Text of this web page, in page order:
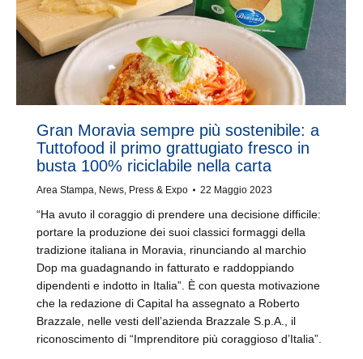
Gran Moravia sempre più sostenibile: a
Tuttofood il primo grattugiato fresco in
busta 100% riciclabile nella carta
Area Stampa, News, Press & Expo 22 Maggio 2023
“Ha avuto il coraggio di prendere una decisione difficile:
portare la produzione dei suoi classici formaggi della
tradizione italiana in Moravia, rinunciando al marchio
Dop ma guadagnando in fatturato e raddoppiando
dipendenti e indotto in Italia”. È con questa motivazione
che la redazione di Capital ha assegnato a Roberto
Brazzale, nelle vesti dell’azienda Brazzale S.p.A., il
riconoscimento di “Imprenditore più coraggioso d’Italia”.